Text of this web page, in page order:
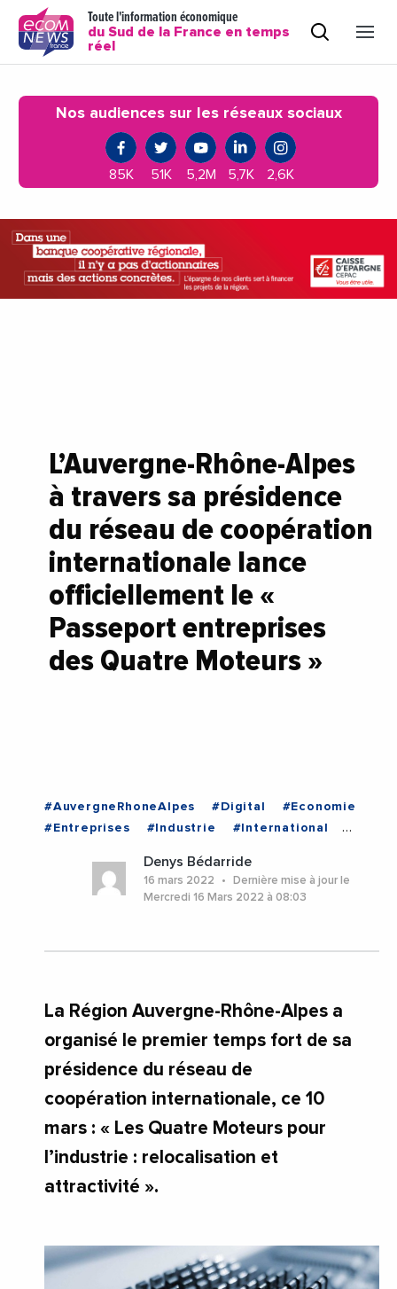
Toute l'information économique
du Sud de la France en temps
réel
Nos audiences sur les réseaux sociaux
85K 51K 5,2M 5,7K 2,6K
L’Auvergne-Rhône-Alpes
à travers sa présidence
du réseau de coopération
internationale lance
officiellement le «
Passeport entreprises
des Quatre Moteurs »
#AuvergneRhoneAlpes #Digital
#Economie
#Entreprises
#Industrie
#International
#RegionAuvergneRhoneAlpes
#AuvergneRhoneAlpes
Denys Bédarride
16 mars 2022
Dernière mise à jour le
Mercredi 16 Mars 2022 à 08:03
La Région Auvergne-Rhône-Alpes a
organisé le premier temps fort de sa
présidence du réseau de
coopération internationale, ce 10
mars : « Les Quatre Moteurs pour
l’industrie : relocalisation et
attractivité ».